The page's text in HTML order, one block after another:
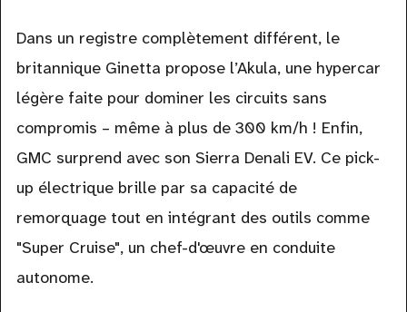
Dans un registre complètement différent, le
britannique Ginetta propose l’Akula, une hypercar
légère faite pour dominer les circuits sans
compromis – même à plus de 300 km/h ! Enfin,
GMC surprend avec son Sierra Denali EV. Ce pick-
up électrique brille par sa capacité de
remorquage tout en intégrant des outils comme
"Super Cruise", un chef-d'œuvre en conduite
autonome.